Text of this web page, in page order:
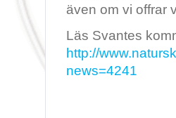
även om vi offrar
Läs Svantes
http://
news=4241